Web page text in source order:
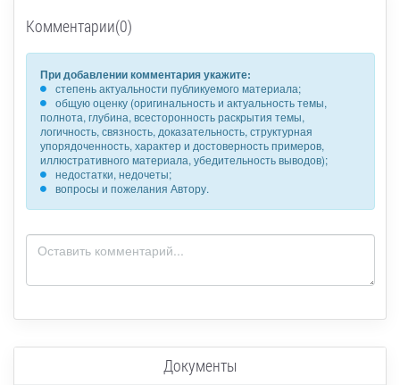
Комментарии(0)
При добавлении комментария укажите:
степень актуальности публикуемого материала;
общую оценку (оригинальность и актуальность темы,
полнота, глубина, всесторонность раскрытия темы,
логичность, связность, доказательность, структурная
упорядоченность, характер и достоверность примеров,
иллюстративного материала, убедительность выводов);
недостатки, недочеты;
вопросы и пожелания Автору.
Документы